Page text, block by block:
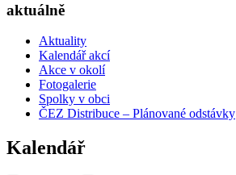
aktuálně
Aktuality
Kalendář akcí
Akce v okolí
Fotogalerie
Spolky v obci
ČEZ Distribuce – Plánované odstávky
Kalendář